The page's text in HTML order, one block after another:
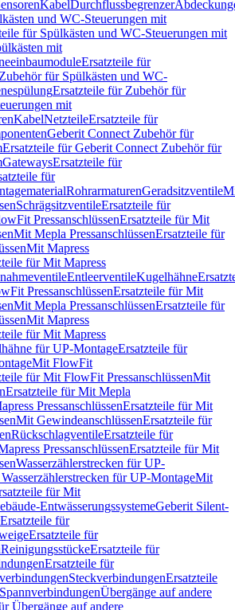
KabelDurchflussbegrenzer
und WC-Steuerungen mit
für Spülkästen und WC-Steuerungen mit
mit
Ersatzteile für
Zubehör für Spülkästen und WC-
Ersatzteile für Zubehör für
mit
KabelNetzteileErsatzteile für
Geberit Connect Zubehör für
Ersatzteile für Geberit Connect Zubehör für
GatewaysErsatzteile für
für
RohrarmaturenGeradsitzventile
SchrägsitzventileErsatzteile für
PressanschlüssenErsatzteile für Mit
Mit Mepla PressanschlüssenErsatzteile für
Mit Mapress
für Mit Mapress
EntleerventileKugelhähne
PressanschlüssenErsatzteile für Mit
Mit Mepla PressanschlüssenErsatzteile für
Mit Mapress
für Mit Mapress
für UP-MontageErsatzteile für
Mit FlowFit
für Mit FlowFit PressanschlüssenMit
Ersatzteile für Mit Mepla
PressanschlüssenErsatzteile für Mit
Mit GewindeanschlüssenErsatzteile für
RückschlagventileErsatzteile für
PressanschlüssenErsatzteile für Mit
Wasserzählerstrecken für UP-
für UP-MontageMit
für Mit
EntwässerungssystemeGeberit Silent-
Ersatzteile für
Ersatzteile für
ReinigungsstückeErsatzteile für
Ersatzteile für
SteckverbindungenErsatzteile
SpannverbindungenÜbergänge auf andere
Übergänge auf andere